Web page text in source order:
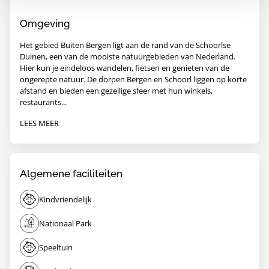
Omgeving
Het gebied Buiten Bergen ligt aan de rand van de Schoorlse
Duinen, een van de mooiste natuurgebieden van Nederland.
Hier kun je eindeloos wandelen, fietsen en genieten van de
ongerepte natuur. De dorpen Bergen en Schoorl liggen op korte
afstand en bieden een gezellige sfeer met hun winkels,
restaurants...
LEES MEER
Algemene faciliteiten
Kindvriendelijk
Nationaal Park
Speeltuin